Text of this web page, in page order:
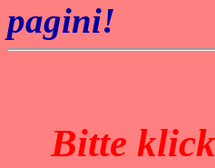
pagini!
Bitte